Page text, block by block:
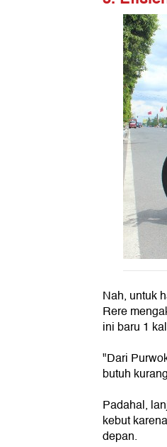
Nah, untuk
Rere
ini baru 1
"Dari
butuh
Padahal,
kebut
depan.